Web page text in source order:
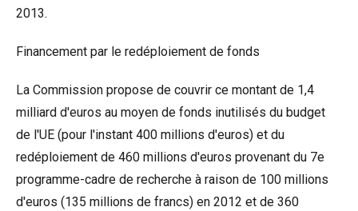
2013.
Financement par le redéploiement de fonds
La Commission propose de couvrir ce montant de 1,4
milliard d'euros au moyen de fonds inutilisés du budget
de l'UE (pour l'instant 400 millions d'euros) et du
redéploiement de 460 millions d'euros provenant du 7e
programme-cadre de recherche à raison de 100 millions
d'euros (135 millions de francs) en 2012 et de 360